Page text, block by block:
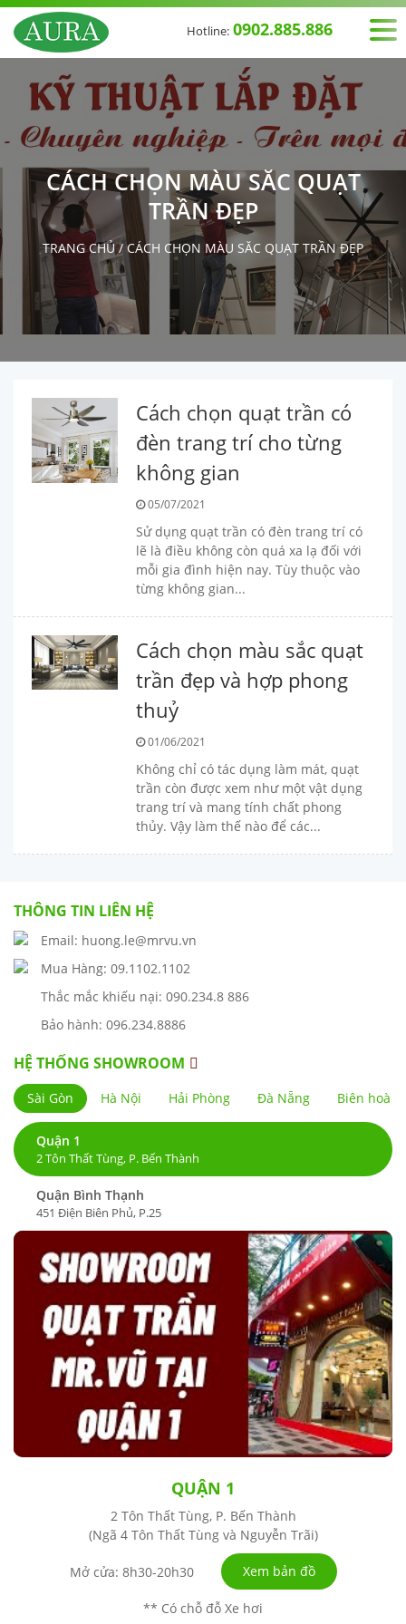
Hotline: 0902.885.886
CÁCH CHỌN MÀU SĂC QUẠT
TRẦN ĐẸP
TRANG CHỦ/ CÁCH CHỌN MÀU SĂC QUẠT TRẦN ĐẸP
Cách chọn quạt trần có
đèn trang trí cho từng
không gian
05/07/2021
Sử dụng quạt trần có đèn trang trí có
lẽ là điều không còn quá xa lạ đối với
mỗi gia đình hiện nay. Tùy thuộc vào
từng không gian...
Cách chọn màu sắc quạt
trần đẹp và hợp phong
thuỷ
01/06/2021
Không chỉ có tác dụng làm mát, quạt
trần còn được xem như một vật dụng
trang trí và mang tính chất phong
thủy. Vậy làm thế nào để các...
THÔNG TIN LIÊN HỆ
Email: huong.le@mrvu.vn
Mua Hàng: 09.1102.1102
Thắc mắc khiếu nại: 090.234.8 886
Bảo hành: 096.234.8886
HỆ THỐNG SHOWROOM
Sài Gòn Hà Nội Hải Phòng Đà Nẵng Biên hoà
Quận 1
2 Tôn Thất Tùng, P. Bến Thành
Quận Bình Thạnh
451 Điện Biên Phủ, P.25
QUẬN 1
2 Tôn Thất Tùng, P. Bến Thành
(Ngã 4 Tôn Thất Tùng và Nguyễn Trãi)
Mở cửa: 8h30-20h30 Xem bản đồ
** Có chỗ đỗ Xe hơi